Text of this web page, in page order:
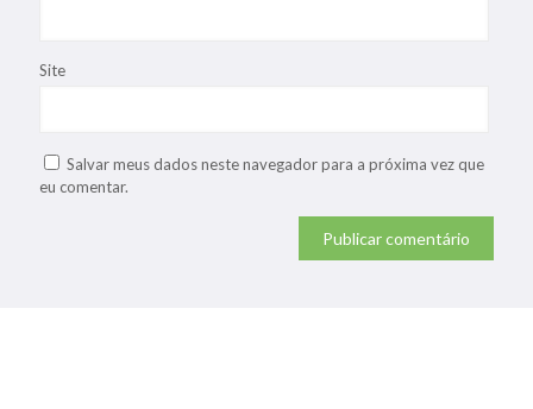
Site
Salvar meus dados neste navegador para a próxima vez que
eu comentar.